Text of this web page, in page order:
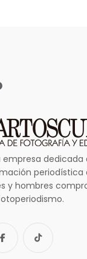
dedicada
periodística
y hombres